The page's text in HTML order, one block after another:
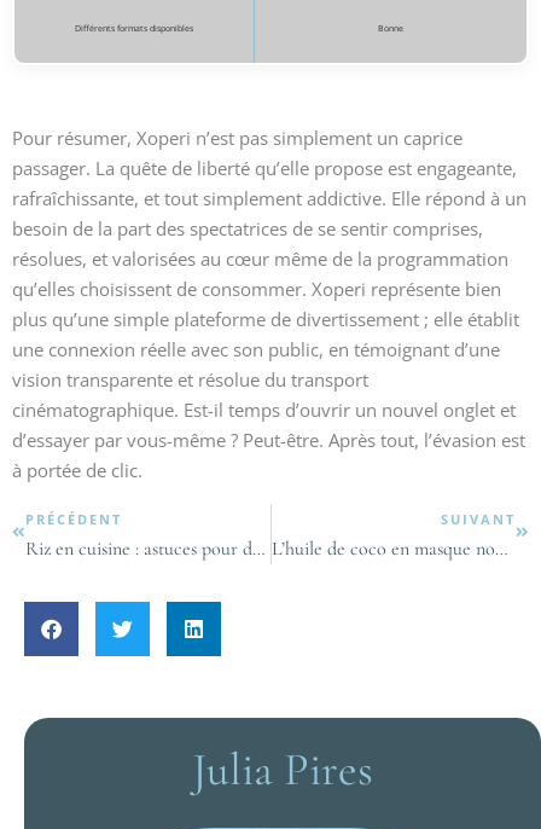
Différents formats disponibles Bonne
Pour résumer, Xoperi n’est pas simplement un caprice
passager. La quête de liberté qu’elle propose est engageante,
rafraîchissante, et tout simplement addictive. Elle répond à un
besoin de la part des spectatrices de se sentir comprises,
résolues, et valorisées au cœur même de la programmation
qu’elles choisissent de consommer. Xoperi représente bien
plus qu’une simple plateforme de divertissement ; elle établit
une connexion réelle avec son public, en témoignant d’une
vision transparente et résolue du transport
cinématographique. Est-il temps d’ouvrir un nouvel onglet et
d’essayer par vous-même ? Peut-être. Après tout, l’évasion est
à portée de clic.
PRÉCÉDENT
Riz en cuisine : astuces pour des portions parfaites et sans gaspillage
SUIVANT
L’huile de coco en masque nocturne : le secret pour cheveux éclatants et renforcés
Julia Pires